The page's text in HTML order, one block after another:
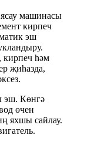
машинасы
кирпеч
эш
кирпеч һәм
җиһазда,
эш. Көнгә
өчен
яхшы сайлау.